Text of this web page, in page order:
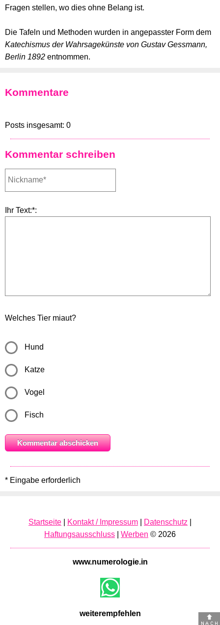
Fragen stellen, wo dies ohne Belang ist.
Die Tafeln und Methoden wurden in angepasster Form dem
Katechismus der Wahrsagekünste von Gustav Gessmann,
Berlin 1892 entnommen.
Kommentare
Posts insgesamt: 0
Kommentar schreiben
Ihr Text:*:
Welches Tier miaut?
Hund
Katze
Vogel
Fisch
* Eingabe erforderlich
Startseite Kontakt / Impressum Datenschutz
Haftungsausschluss
Werben © 2026
www.numerologie.in
weiterempfehlen